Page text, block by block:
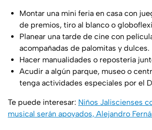
Montar una mini feria en casa con
de premios, tiro al blanco o
Planear una tarde de cine con
acompañadas de palomitas y dulces.
Hacer manualidades o repostería
Acudir a algún parque, museo o
tenga actividades especiales por el
Te puede interesar: Niños Jaliscienses
musical serán apoyados, Alejandro